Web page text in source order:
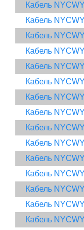
Кабель
Кабель
Кабель
Кабель
Кабель
Кабель
Кабель
Кабель
Кабель
Кабель
Кабель
Кабель
Кабель
Кабель
Кабель